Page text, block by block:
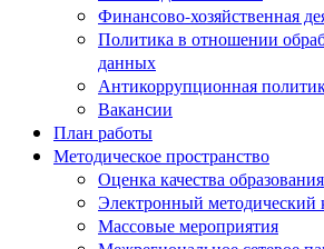
Финансово-хозяйственная
Политика в отношении
данных
Антикоррупционная
Вакансии
План работы
Методическое пространство
Оценка качества образования
Электронный методический
Массовые мероприятия